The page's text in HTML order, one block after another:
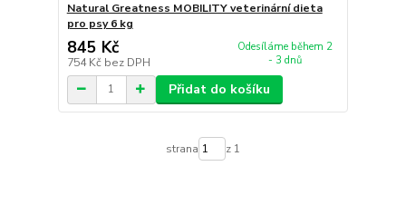
Natural Greatness MOBILITY veterinární dieta
pro psy 6 kg
845 Kč
754 Kč bez DPH
Odesíláme během 2
- 3 dnů
Přidat do košíku
strana z 1